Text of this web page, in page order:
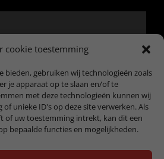
cookie toestemming
bieden, gebruiken wij technologieën zoals
je apparaat op te slaan en/of te
met deze technologieën kunnen wij
of unieke ID's op deze site verwerken. Als
of uw toestemming intrekt, kan dit een
bepaalde functies en mogelijkheden.